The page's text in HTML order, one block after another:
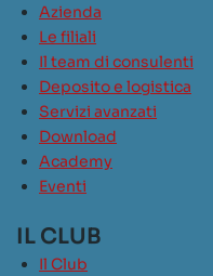
Azienda
Le filiali
Il team di consulenti
Deposito e logistica
Servizi avanzati
Download
Academy
Eventi
IL CLUB
Il Club